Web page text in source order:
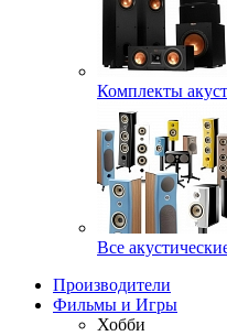
Комплекты
Все
Производители
Фильмы и Игры
Хобби